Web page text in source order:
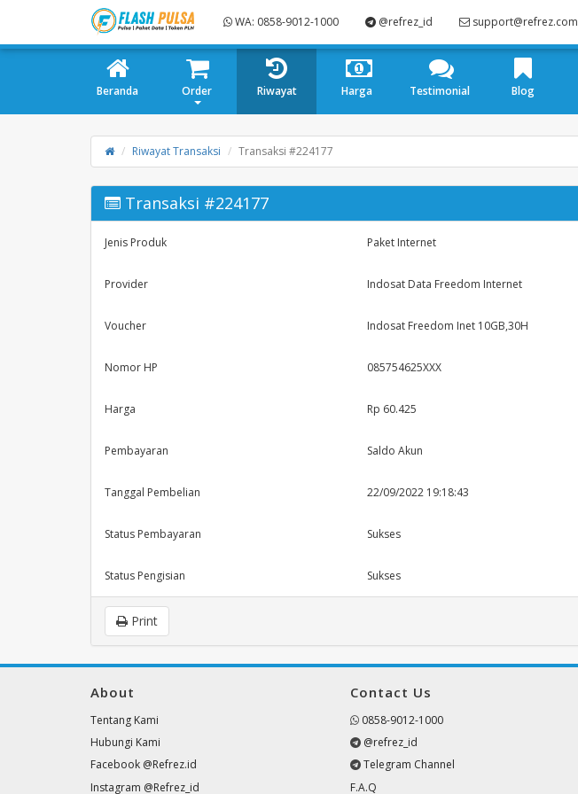
WA: 0858-9012-1000 @refrez_id support@refrez.com
Beranda Order Riwayat Harga Testimonial Blog
Riwayat Transaksi Transaksi #224177
Transaksi #224177
Jenis Produk Paket Internet
Provider Indosat Data Freedom Internet
Voucher Indosat Freedom Inet 10GB,30H
Nomor HP 085754625XXX
Harga Rp 60.425
Pembayaran Saldo Akun
Tanggal Pembelian 22/09/2022 19:18:43
Status Pembayaran Sukses
Status Pengisian Sukses
Print
About
Tentang Kami
Hubungi Kami
Facebook @Refrez.id
Instagram @Refrez_id
Contact Us
0858-9012-1000
@refrez_id
Telegram Channel
F.A.Q